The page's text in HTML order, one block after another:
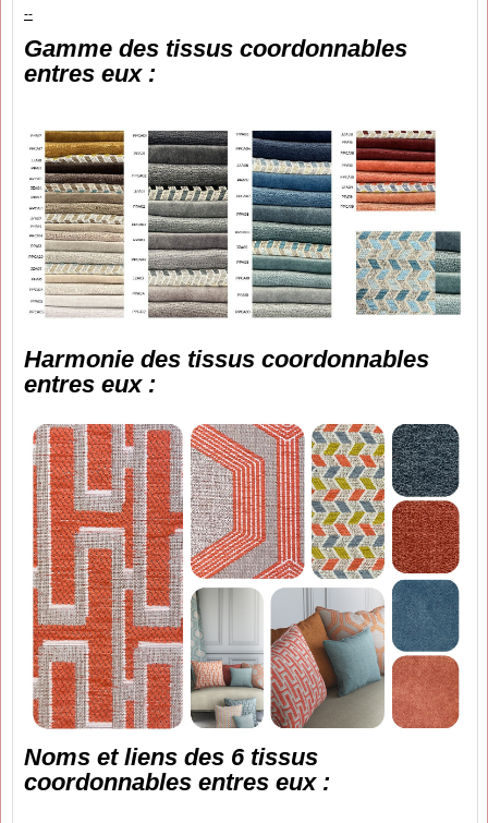
--
Gamme des tissus coordonnables
entres eux :
Harmonie des tissus coordonnables
entres eux :
Noms et liens des 6 tissus
coordonnables entres eux :